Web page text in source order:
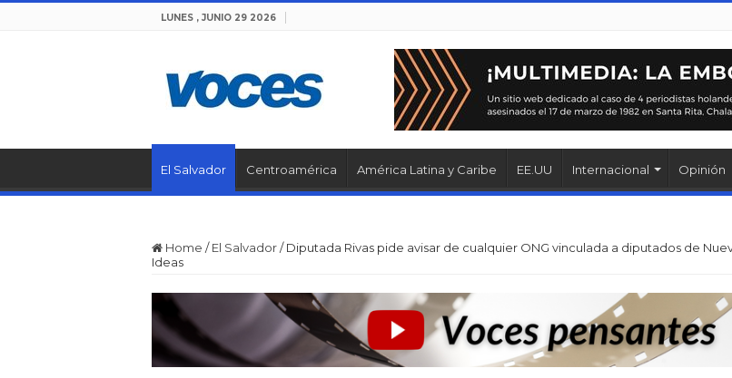
LUNES , JUNIO 29 2026
El Salvador Centroamérica América Latina y Caribe EE.UU Internacional Opinión
Home / El Salvador/ Diputada Rivas pide avisar de cualquier ONG vinculada a diputados de
Ideas